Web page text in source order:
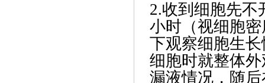
2.收到细胞先不
小时（视细胞
下观察细胞生
细胞时就整体
漏液情况，随